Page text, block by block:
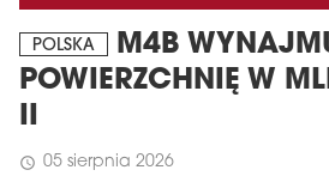
POLSKA
M4B
POWIERZCHNIĘ W
II
schedule 05 sierpnia 2026